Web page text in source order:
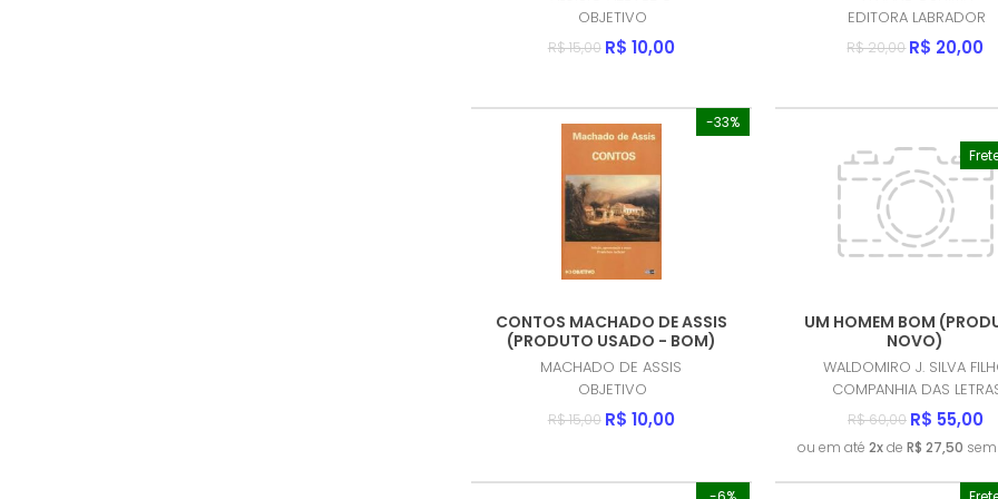
OBJETIVO
R$ 15,00 R$ 10,00
EDITORA LABRADOR
R$ 20,00 R$ 20,00
-33%
CONTOS MACHADO DE ASSIS
(PRODUTO USADO - BOM)
MACHADO DE ASSIS
OBJETIVO
R$ 15,00 R$ 10,00
UM HOMEM BOM
NOVO)
WALDOMIRO J. SILVA
COMPANHIA DAS
R$ 60,00 R$ 55,00
ou em até 2xde R$ 27,50